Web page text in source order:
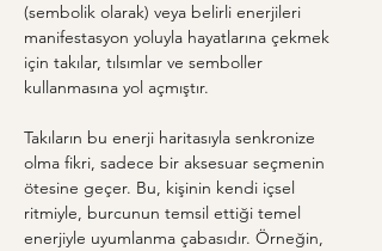
(sembolik olarak) veya belirli enerjileri
manifestasyon yoluyla hayatlarına çekmek
için takılar, tılsımlar ve semboller
kullanmasına yol açmıştır.
Takıların bu enerji haritasıyla senkronize
olma fikri, sadece bir aksesuar seçmenin
ötesine geçer. Bu, kişinin kendi içsel
ritmiyle, burcunun temsil ettiği temel
enerjiyle uyumlanma çabasıdır. Örneğin,